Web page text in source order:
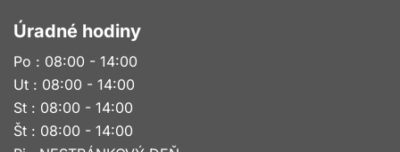
Úradné hodiny
Po : 08:00 - 14:00
Ut : 08:00 - 14:00
St : 08:00 - 14:00
Št : 08:00 - 14:00